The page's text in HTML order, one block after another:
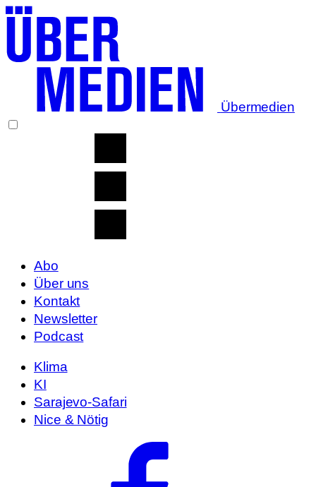
Übermedien
Abo
Über uns
Kontakt
Newsletter
Podcast
Klima
KI
Sarajevo-Safari
Nice & Nötig